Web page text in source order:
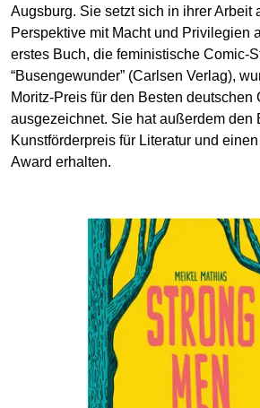
Augsburg. Sie setzt sich in ihrer Arbeit
Perspektive mit Macht und Privilegien
erstes Buch, die feministische Comic-
“Busengewunder” (Carlsen Verlag),
Moritz-Preis für den Besten deutschen
ausgezeichnet. Sie hat außerdem den
Kunstförderpreis für Literatur und
Award erhalten.